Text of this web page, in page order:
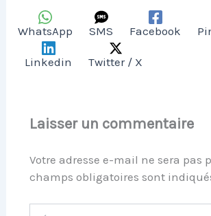
WhatsApp SMS Facebook
Linkedin Twitter / X
Laisser un commentaire
Votre adresse e-mail ne sera pas
champs obligatoires sont